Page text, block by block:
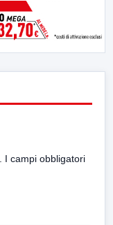
I campi obbligatori